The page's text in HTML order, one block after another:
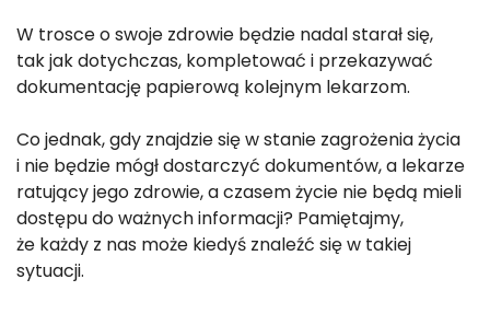
W trosce o swoje zdrowie będzie nadal starał się,
tak jak dotychczas, kompletować i przekazywać
dokumentację papierową kolejnym lekarzom.
Co jednak, gdy znajdzie się w stanie zagrożenia życia
i nie będzie mógł dostarczyć dokumentów, a lekarze
ratujący jego zdrowie, a czasem życie nie będą mieli
dostępu do ważnych informacji? Pamiętajmy,
że każdy z nas może kiedyś znaleźć się w takiej
sytuacji.